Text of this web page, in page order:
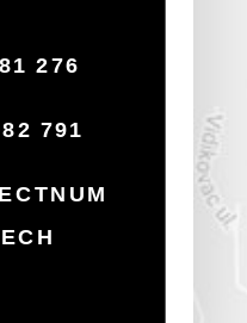
276
791